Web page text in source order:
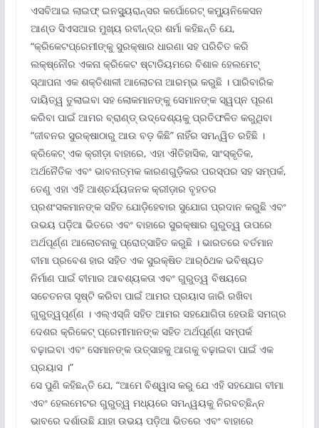
ଏସବିଆଇ ଲାଇଫ୍ ଇନସ୍ୟୁରାନ୍ସର କର୍ପୋରେଟ୍ କମ୍ୟୁନିକେସନ
ଆଣ୍ଡ ସିଏସଆର ମୁଖ୍ୟ ରବୀନ୍ଦ୍ର ଶର୍ମା କହିଛନ୍ତି ଯେ,
“କ୍ରିକେଟପ୍ରେମୀଙ୍କୁ ସୁରକ୍ଷାର ଧାରଣା ସହ ପରିଚିତ କରି
ଲକ୍ଷ୍ନୌର ଏକନା କ୍ରିକେଟ ଷ୍ଟାଡିୟମରେ ବିଶାଳ ହେଲମେଟ୍
ସ୍ଥାପନା ଏକ ଶକ୍ତିଶାଳୀ ଆଲୋଚନା ଆରମ୍ଭ କରୁଛି । ପାରିବାରିକ
ଦାୟିତ୍ୱ ତୁଲାଇବା ସହ ଲୋକମାନଙ୍କୁ ସେମାନଙ୍କ ସ୍ୱପ୍ନ ପୂରଣ
କରିବା ପାଇଁ ଆମର ବ୍ରାଣ୍ଡ୍ ଉଦ୍ଦେଶ୍ୟକୁ ପ୍ରତିଫଳିତ କରୁଥିବା
“ଜୀବନର ସୁରକ୍ଷାଠାରୁ ଆଉ ବଡ଼ କିଛି” ନାହିଁର ସମନ୍ୱିତ ରହିଛି ।
କ୍ରିକେଟ୍ ଏକ କ୍ରୀଡ଼ା ବାହାରେ, ଏହା ଐତିହାସିକ, ସାଂସ୍କୃତିକ,
ଅର୍ଥନୈତିକ ଏବଂ ଭାବନାତ୍ମକ କାରଣଗୁଡ଼ିକର ପରସ୍ପର ସହ ସମ୍ପର୍କ,
ତେଣୁ ଏହା ଏହି ଆଶ୍ଚର୍ଯ୍ୟଜନକ କ୍ରୀଡ଼ାର ବୃହତର
ପ୍ରଶଂସକମାନଙ୍କ ସହିତ ଯୋଡ଼ିହେବାର ସୁଯୋଗ ପ୍ରଦାନ କରୁଛି ଏବଂ
ଉଭୟ ପଡ଼ିଆ ଭିତରେ ଏବଂ ବାହାରେ ସୁରକ୍ଷାର ଗୁରୁତ୍ୱ ଉପରେ
ଅର୍ଥପୂର୍ଣ୍ଣ ଆଲୋଚନାକୁ ପ୍ରୋତ୍ସାହିତ କରୁଛି । ଭାରତରେ ବର୍ତମାନ
ବୀମା ପ୍ରବେଶ ହାର ସହିତ ଏକ ସୁରକ୍ଷିତ ଆର୍ôଥକ ଭବିଷ୍ୟତ
ନିର୍ମାଣ ପାଇଁ ବୀମାର ଆବଶ୍ୟକତା ଏବଂ ଗୁରୁତ୍ୱ ବିଷୟରେ
ସଚେତନତା ସୃଷ୍ଟି କରିବା ପାଇଁ ଆମର ପ୍ରୟାସ ଜାରି ରଖିବା
ଗୁରୁତ୍ୱପୂର୍ଣ୍ଣ । ଏଲ୍‌ଏସ୍‌ଜି ସହିତ ଆମର ସହଯୋଗିତା ହେଉଛି ସମଗ୍ର
ଦେଶର କ୍ରିକେଟ୍ ପ୍ରେମୀମାନଙ୍କ ସହିତ ଅର୍ଥପୂର୍ଣ୍ଣ ସମ୍ପର୍କ
ବଢ଼ାଇବା ଏବଂ ସେମାନଙ୍କ ଉତ୍ସାହକୁ ଆଗକୁ ବଢ଼ାଇବା ପାଇଁ ଏକ
ପ୍ରୟାସ ।”
ସେ ପୁଣି କହିଛନ୍ତି ଯେ, “ଆମେ ବିଶ୍ୱାସ କରୁ ଯେ ଏହି ସହଯୋଗ ବୀମା
ଏବଂ ହେଲମେଟର ଗୁରୁତ୍ୱ ମଧ୍ୟରେ ସମନ୍ୱୟକୁ ନିରବଚ୍ଛିନ୍ନ
ଭାବରେ ଦର୍ଶାଉଛି ଯାହା ଉଭୟ ପଡ଼ିଆ ଭିତରେ ଏବଂ ବାହାରେ